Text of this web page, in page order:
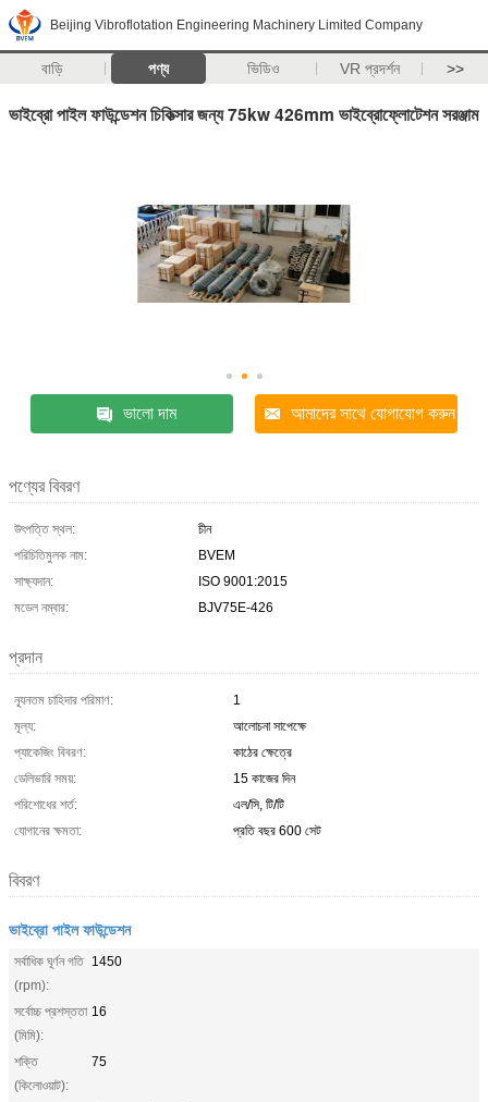
Beijing Vibroflotation Engineering Machinery Limited Company
বাড়ি পণ্য ভিডিও VR প্রদর্শন >>
ভাইব্রো পাইল ফাউন্ডেশন চিকিত্সার জন্য 75kw 426mm ভাইব্রোফ্লোটেশন সরঞ্জাম
ভালো দাম আমাদের সাথে যোগাযোগ করুন
পণ্যের বিবরণ
উৎপত্তি স্থল:
চীন
পরিচিতিমুলক নাম:
BVEM
সাক্ষ্যদান:
ISO 9001:2015
মডেল নম্বার:
BJV75E-426
প্রদান
ন্যূনতম চাহিদার পরিমাণ:
1
মূল্য:
আলোচনা সাপেক্ষে
প্যাকেজিং বিবরণ:
কাঠের ক্ষেত্রে
ডেলিভারি সময়:
15 কাজের দিন
পরিশোধের শর্ত:
এল/সি, টি/টি
যোগানের ক্ষমতা:
প্রতি বছর 600 সেট
বিবরণ
ভাইব্রো পাইল ফাউন্ডেশন
সর্বাধিক ঘূর্ণন গতি
(rpm):
1450
সর্বোচ্চ প্রশস্ততা
(মিমি):
16
শক্তি
(কিলোওয়াট):
75